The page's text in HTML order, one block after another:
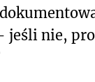
nie,